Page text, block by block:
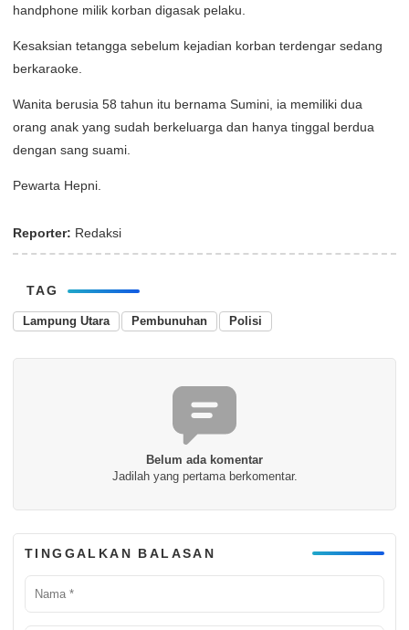
handphone milik korban digasak pelaku.
Kesaksian tetangga sebelum kejadian korban terdengar sedang
berkaraoke.
Wanita berusia 58 tahun itu bernama Sumini, ia memiliki dua
orang anak yang sudah berkeluarga dan hanya tinggal berdua
dengan sang suami.
Pewarta Hepni.
Reporter: Redaksi
TAG
Lampung Utara Pembunuhan Polisi
Belum ada komentar
Jadilah yang pertama berkomentar.
TINGGALKAN BALASAN